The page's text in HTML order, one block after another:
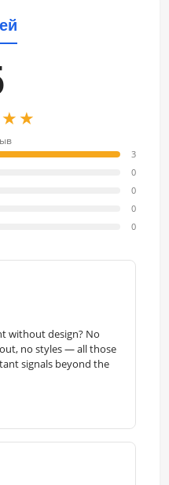
3
0
0
0
0
without design? No
no styles — all those
signals beyond the